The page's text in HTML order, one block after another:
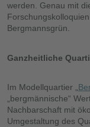
werden. Genau mit
Bergmannsgrün.
Ganzheitliche
Im Modellquartier „
„bergmännische“
Nachbarschaft mit
Umgestaltung des